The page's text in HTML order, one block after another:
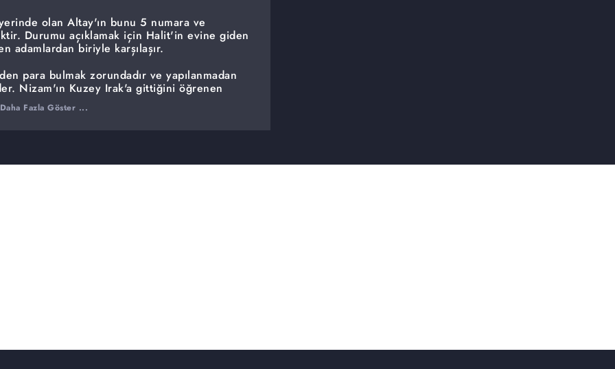
olan Altay'ın bunu 5 numara ve
Durumu açıklamak için Halit'in evine giden
adamlardan biriyle karşılaşır.
para bulmak zorundadır ve yapılanmadan
Nizam'ın Kuzey Irak'a gittiğini öğrenen
Nizam'ın peşinde olacaktır.
Daha Fazla Göster ...